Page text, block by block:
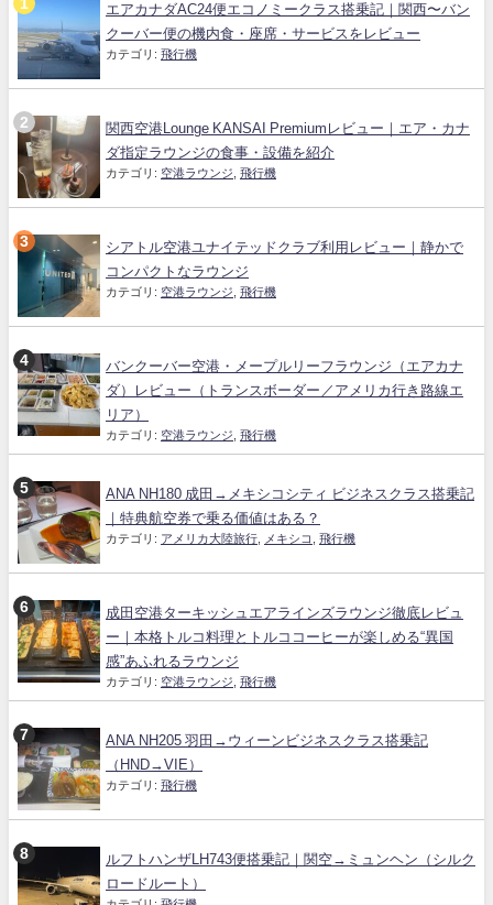
エアカナダAC24便エコノミークラス搭乗記｜関西〜バン
クーバー便の機内食・座席・サービスをレビュー
カテゴリ: 飛行機
関西空港Lounge KANSAI Premiumレビュー｜エア・カナ
ダ指定ラウンジの食事・設備を紹介
カテゴリ: 空港ラウンジ 飛行機
シアトル空港ユナイテッドクラブ利用レビュー｜静かで
コンパクトなラウンジ
カテゴリ: 空港ラウンジ 飛行機
バンクーバー空港・メープルリーフラウンジ（エアカナ
ダ）レビュー（トランスボーダー／アメリカ行き路線エ
リア）
カテゴリ: 空港ラウンジ 飛行機
ANA NH180 成田→メキシコシティ ビジネスクラス搭乗記
｜特典航空券で乗る価値はある？
カテゴリ: アメリカ大陸旅行 メキシコ 飛行機
成田空港ターキッシュエアラインズラウンジ徹底レビュ
ー｜本格トルコ料理とトルココーヒーが楽しめる“異国
感”あふれるラウンジ
カテゴリ: 空港ラウンジ 飛行機
ANA NH205 羽田→ウィーンビジネスクラス搭乗記
（HND→VIE）
カテゴリ: 飛行機
ルフトハンザLH743便搭乗記｜関空→ミュンヘン（シルク
ロードルート）